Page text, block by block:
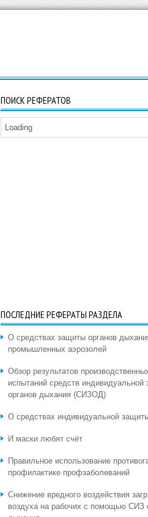
ПОИСК РЕФЕРАТОВ
Loading
ПОСЛЕДНИЕ РЕФЕРАТЫ РАЗДЕЛА
О средствах защиты органов
промышленных аэрозолей
Обзор результатов
испытаний средств индивидуальной
органов дыхания (СИЗОД)
О средствах индивидуальной
И маски любят счёт
Правильное использование
профилактике профзаболеваний
Снижение вредного воздействия
воздуха на рабочих с помощью СИЗ